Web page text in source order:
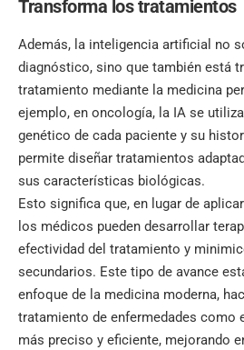
Transforma los tratamientos
Además, la inteligencia artificial no
diagnóstico, sino que también está
tratamiento mediante la medicina
ejemplo, en oncología, la IA se
genético de cada paciente y su
permite diseñar tratamientos
sus características biológicas.
Esto significa que, en lugar de
los médicos pueden desarrollar
efectividad del tratamiento y
secundarios. Este tipo de avance
enfoque de la medicina moderna,
tratamiento de enfermedades como
más preciso y eficiente, mejorando